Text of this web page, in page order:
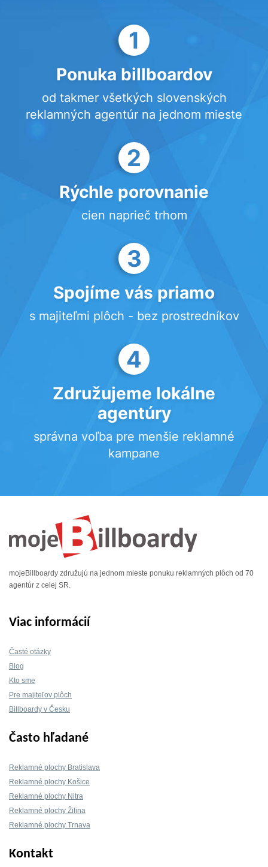
1
Ponuka billboardov
od takmer všetkých slovenských
reklamných agentúr na jednom mieste
2
Rýchle porovnanie
cien naprieč trhom
3
Spojíme vás priamo
s majiteľmi plôch - bez prostredníkov
4
Združujeme lokálne
agentúry
správna voľba pre menšie reklamné
kampane
mojeBillboardy združujú na jednom mieste ponuku reklamných plôch od 70
agentúr z celej SR.
Viac informácií
Časté otázky
Blog
Kto sme
Pre majiteľov plôch
Billboardy v Česku
Často hľadané
Reklamné plochy Bratislava
Reklamné plochy Košice
Reklamné plochy Nitra
Reklamné plochy Žilina
Reklamné plochy Trnava
Kontakt